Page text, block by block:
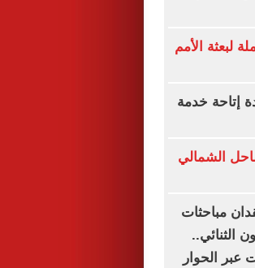
لبعثة الأمم
إتاحة خدمة
الشمالي
مباحثات
الثنائي..
عبر الحوار